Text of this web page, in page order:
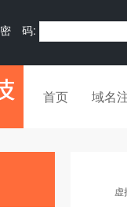
密 码:
首页 域名
虚